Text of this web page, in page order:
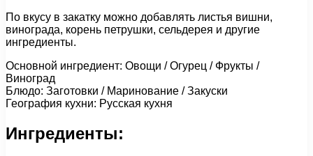
По вкусу в закатку можно добавлять листья вишни,
винограда, корень петрушки, сельдерея и другие
ингредиенты.
Основной ингредиент: Овощи / Огурец / Фрукты /
Виноград
Блюдо: Заготовки / Маринование / Закуски
География кухни: Русская кухня
Ингредиенты: